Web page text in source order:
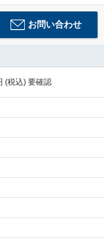
お問い合わせ
(税込) 要確認